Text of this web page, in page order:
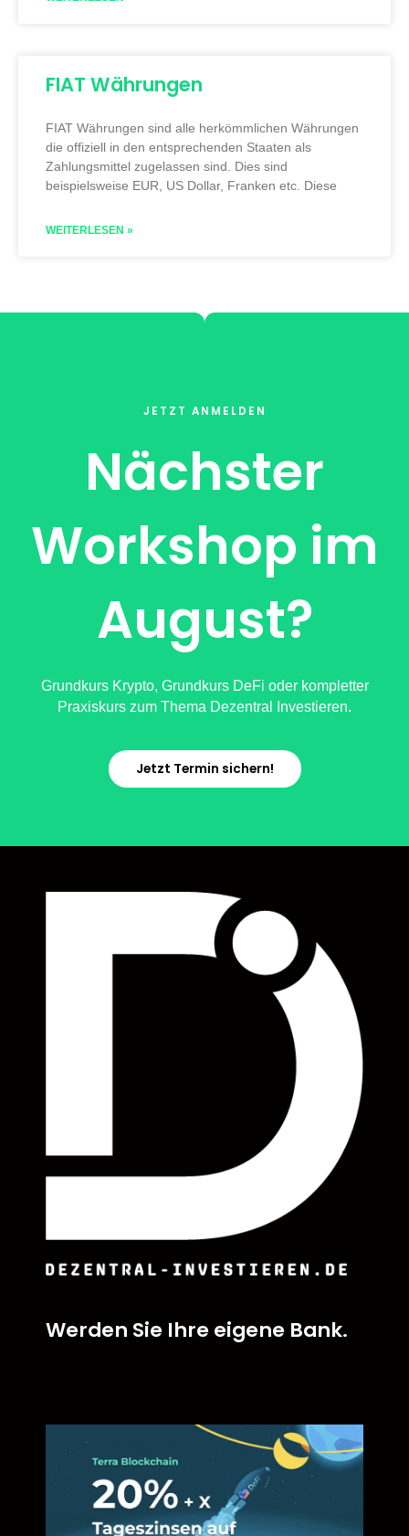
FIAT Währungen
FIAT Währungen sind alle herkömmlichen Währungen
die offiziell in den entsprechenden Staaten als
Zahlungsmittel zugelassen sind. Dies sind
beispielsweise EUR, US Dollar, Franken etc. Diese
WEITERLESEN »
JETZT ANMELDEN
Nächster
Workshop im
August?
Grundkurs Krypto, Grundkurs DeFi oder kompletter
Praxiskurs zum Thema Dezentral Investieren.
Jetzt Termin sichern!
Werden Sie Ihre eigene Bank.